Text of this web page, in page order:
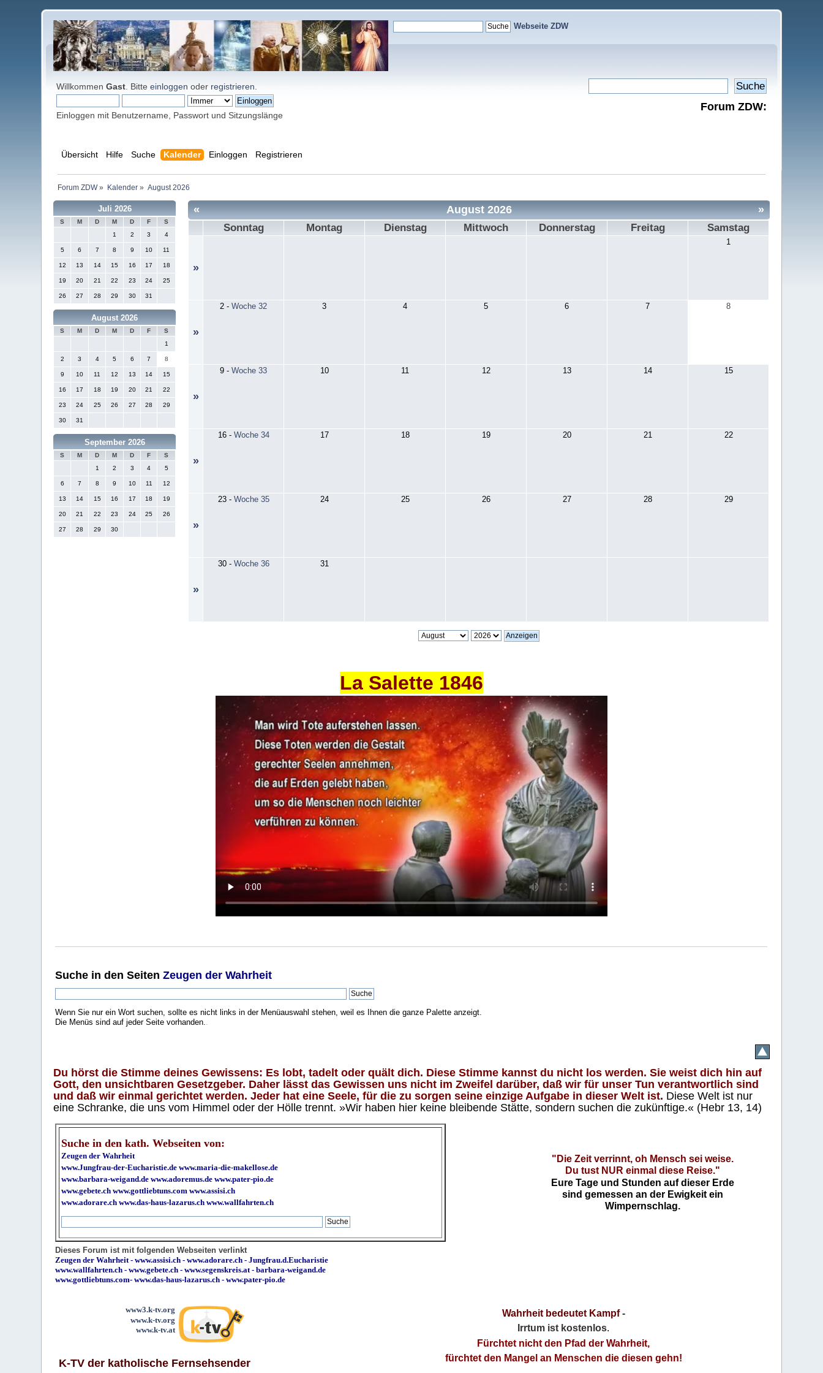
Webseite ZDW
WillkommenGast . Bitteeinloggen oder registrieren
Einloggen mit Benutzername, Passwort und Sitzungslänge
Forum ZDW:
Übersicht Hilfe Suche Kalender Einloggen Registrieren
Forum ZDW» Kalender» August 2026
Juli 2026
S M D M D F
S
1
2 3 4
5 6 7 8 9 10 11
12 13 14 15 16 17 18
19 20 21 22 23 24 25
26 27 28 29 30 31
August 2026
S M D M D F
S
1
2 3 4 5 6 7 8
9 10 11 12 13 14 15
16 17 18 19 20 21 22
23 24 25 26 27 28 29
30 31
September 2026
S M D M D F
S
1
2 3 4 5
6 7 8 9 10 11 12
13 14 15 16 17 18 19
20 21 22 23 24 25 26
27 28 29 30
« »
August 2026
Sonntag Montag Dienstag Mittwoch Donnerstag Freitag Samstag
»
1
»
2 -Woche 32 3 4 5 6 7 8
»
9 -Woche 33 10 11 12 13 14 15
»
16- Woche 34 17 18 19 20 21 22
»
23- Woche 35 24 25 26 27 28 29
»
30- Woche 36 31
La Salette 1846
Suche in den SeitenZeugen der Wahrheit
Wenn Sie nur ein Wort suchen, sollte es nicht links in der Menüauswahl stehen, weil es Ihnen die ganze Palette anzeigt.
Die Menüs sind auf jeder Seite vorhanden.
Du hörst die Stimme deines Gewissens: Es lobt, tadelt oder quält dich. Diese Stimme kannst du nicht los werden. Sie weist dich hin auf
Gott, den unsichtbaren Gesetzgeber. Daher lässt das Gewissen uns nicht im Zweifel darüber, daß wir für unser Tun verantwortlich sind
und daß wir einmal gerichtet werden. Jeder hat eine Seele, für die zu sorgen seine einzige Aufgabe in dieser Welt ist. Diese Welt ist nur
eine Schranke, die uns vom Himmel oder der Hölle trennt. »Wir haben hier keine bleibende Stätte, sondern suchen die zukünftige.« (Hebr 13, 14)
Suche in den kath. Webseiten von:
Zeugen der Wahrheit
www.Jungfrau-der-Eucharistie.de www.maria-die-makellose.de
www.barbara-weigand.de www.adoremus.de www.pater-pio.de
www.gebete.ch www.gottliebtuns.com www.assisi.ch
www.adorare.ch www.das-haus-lazarus.ch www.wallfahrten.ch
"Die Zeit verrinnt, oh Mensch sei weise.
Du tust NUR einmal diese Reise."
Eure Tage und Stunden auf dieser Erde
sind gemessen an der Ewigkeit ein
Wimpernschlag.
Dieses Forum ist mit folgenden Webseiten verlinkt
Zeugen der Wahrheit -www.assisi.ch -www.adorare.ch -Jungfrau.d.Eucharistie
www.wallfahrten.ch -www.gebete.ch -www.segenskreis.at -barbara-weigand.de
www.gottliebtuns.com-www.das-haus-lazarus.ch - www.pater-pio.de
www3.k-tv.org
www.k-tv.org
www.k-tv.at
K-TV der katholische Fernsehsender
Wahrheit bedeutet Kampf-
Irrtum ist kostenlos.
Fürchtet nicht den Pfad der Wahrheit,
fürchtet den Mangel an Menschen die diesen gehn!